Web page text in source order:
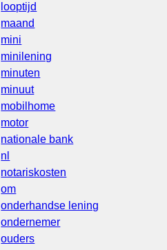
looptijd
maand
mini
minilening
minuten
minuut
mobilhome
motor
nationale bank
nl
notariskosten
om
onderhandse lening
ondernemer
ouders